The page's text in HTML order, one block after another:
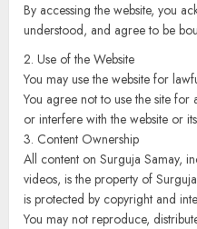
By accessing the website, you
understood, and agree to be
2. Use of the Website
You may use the website for
You agree not to use the site for
or interfere with the website or
3. Content Ownership
All content on Surguja Samay,
videos, is the property of
is protected by copyright and
You may not reproduce,